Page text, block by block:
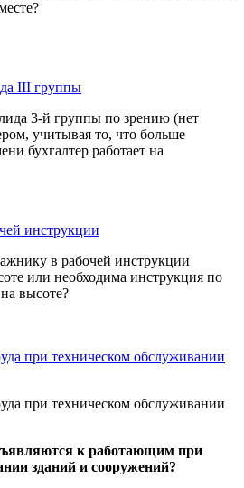
III группы
3-й группы по зрению (нет
учитывая то, что больше
бухгалтер работает на
инструкции
в рабочей инструкции
или необходима инструкция по
высоте?
при техническом обслуживании
при техническом обслуживании
к работающим при
зданий и сооружений?